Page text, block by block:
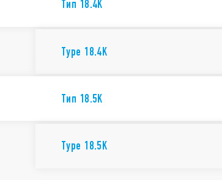
Тип 18.4K
Type 18.4K
Тип 18.5K
Type 18.5K